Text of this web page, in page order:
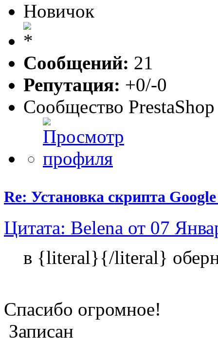
Новичок
Сообщений: 21
Репутация: +0/-0
Сообщество PrestaShop
Re: Установка скрипта
Цитата: Belena от 07
в {literal}{/literal}
Спасибо огромное!
Записан